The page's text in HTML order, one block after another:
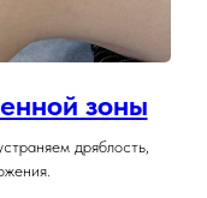
зоны
дряблость,